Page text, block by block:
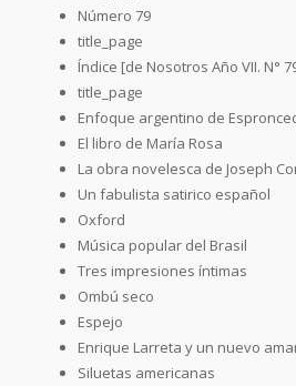
Número 79
title_page
Índice [de Nosotros Año VII. N°
title_page
Enfoque argentino de
El libro de María Rosa
La obra novelesca de Joseph
Un fabulista satirico español
Oxford
Música popular del Brasil
Tres impresiones íntimas
Ombú seco
Espejo
Enrique Larreta y un nuevo
Siluetas americanas